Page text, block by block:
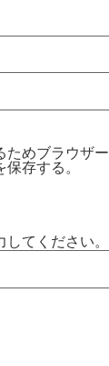
めブラウザー
存する。
てください。